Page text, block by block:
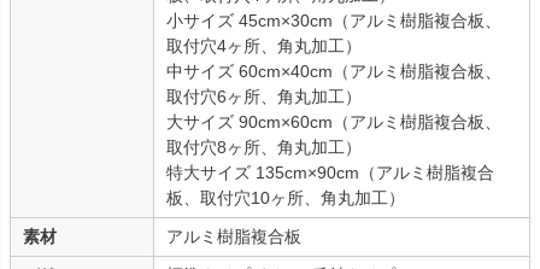
小サイズ 45cm×30cm（アルミ樹脂複合板、
取付穴4ヶ所、角丸加工）
中サイズ 60cm×40cm（アルミ樹脂複合板、
取付穴6ヶ所、角丸加工）
大サイズ 90cm×60cm（アルミ樹脂複合板、
取付穴8ヶ所、角丸加工）
特大サイズ 135cm×90cm（アルミ樹脂複合
板、取付穴10ヶ所、角丸加工）
素材
アルミ樹脂複合板